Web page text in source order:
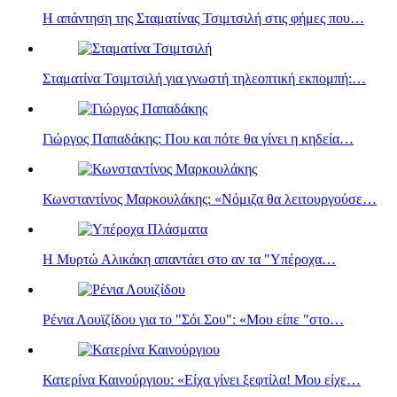
Η απάντηση της Σταματίνας Τσιμτσιλή στις φήμες που…
Σταματίνα Τσιμτσιλή για γνωστή τηλεοπτική εκπομπή:…
Γιώργος Παπαδάκης: Που και πότε θα γίνει η κηδεία…
Κωνσταντίνος Μαρκουλάκης: «Νόμιζα θα λειτουργούσε…
Η Μυρτώ Αλικάκη απαντάει στο αν τα "Υπέροχα…
Ρένια Λουϊζίδου για το "Σόι Σου": «Μου είπε "στο…
Κατερίνα Καινούργιου: «Είχα γίνει ξεφτίλα! Μου είχε…